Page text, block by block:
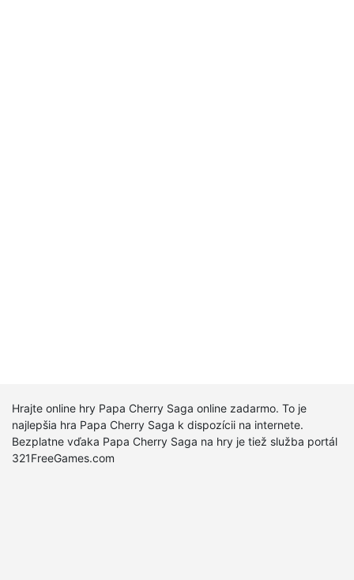
Hrajte online hry Papa Cherry Saga online zadarmo. To je
najlepšia hra Papa Cherry Saga k dispozícii na internete.
Bezplatne vďaka Papa Cherry Saga na hry je tiež služba portál
321FreeGames.com